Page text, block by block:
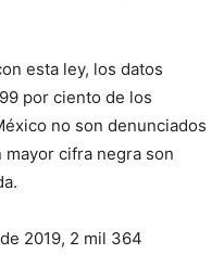
esta ley, los datos
por ciento de los
no son denunciados
cifra negra son
2019, 2 mil 364